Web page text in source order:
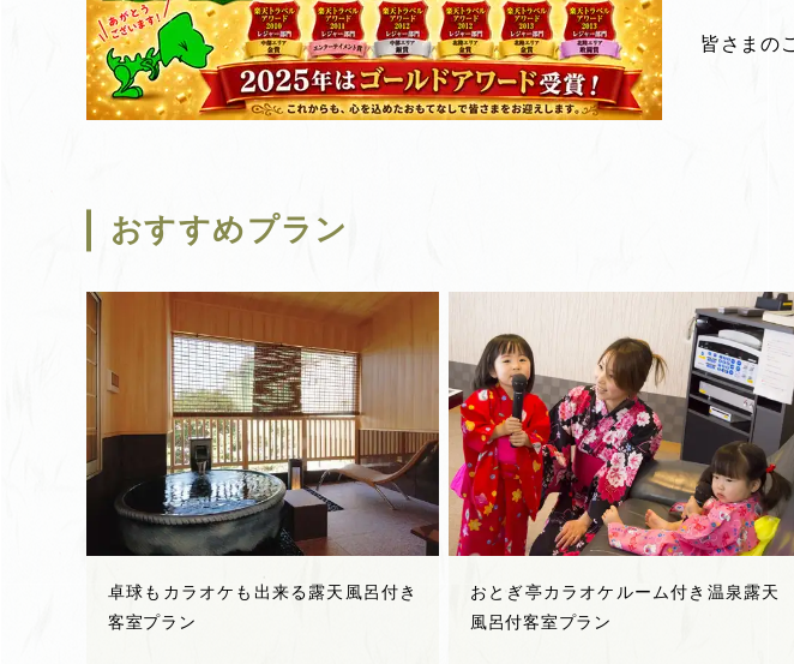
皆さまの
おすすめプラン
卓球もカラオケも出来る露天風呂付き
客室プラン
おとぎ亭カラオケルーム付き温泉露天
風呂付客室プラン